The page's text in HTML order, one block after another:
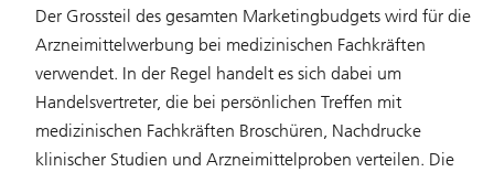
Der Grossteil des gesamten Marketingbudgets wird für die
Arzneimittelwerbung bei medizinischen Fachkräften
verwendet. In der Regel handelt es sich dabei um
Handelsvertreter, die bei persönlichen Treffen mit
medizinischen Fachkräften Broschüren, Nachdrucke
klinischer Studien und Arzneimittelproben verteilen. Die